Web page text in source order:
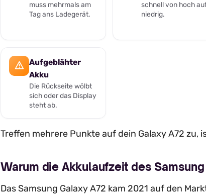
muss mehrmals am
Tag ans Ladegerät.
schnell von hoch
niedrig.
Aufgeblähter
Akku
Die Rückseite wölbt
sich oder das Display
steht ab.
Treffen mehrere Punkte auf dein Galaxy A72 zu,
Warum die Akkulaufzeit des
Das Samsung Galaxy A72 kam 2021 auf den